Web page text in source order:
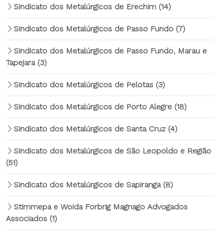
Sindicato dos Metalúrgicos de Erechim (14)
Sindicato dos Metalúrgicos de Passo Fundo (7)
Sindicato dos Metalúrgicos de Passo Fundo, Marau e
Tapejara (3)
Sindicato dos Metalúrgicos de Pelotas (3)
Sindicato dos Metalúrgicos de Porto Alegre (18)
Sindicato dos Metalúrgicos de Santa Cruz (4)
Sindicato dos Metalúrgicos de São Leopoldo e Região
(51)
Sindicato dos Metalúrgicos de Sapiranga (8)
Stimmepa e Woida Forbrig Magnago Advogados
Associados (1)